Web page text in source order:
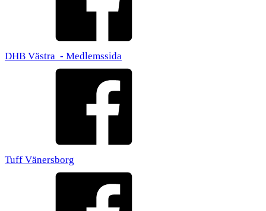
DHB Västra - Medlemssida
Tuff Vänersborg